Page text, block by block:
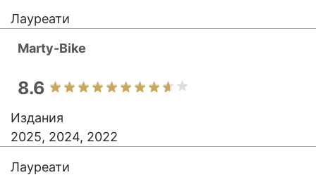
Лауреати
Marty-Bike
8.6
Издания
2025, 2024, 2022
Лауреати